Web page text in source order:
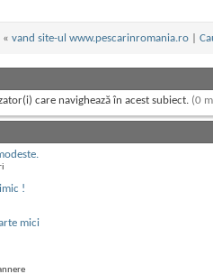
« vand site-ul www.pescarinromania.ro|
care navighează în acest subiect. (0
!
mici